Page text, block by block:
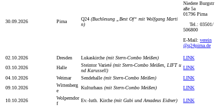
30.09.2026 Pirna Q24 (Buchlesung „Best Of“ mit Wolfgang Marti
n)
Niedere Burgstr
aße 5a
01796 Pirna
Tel.: 03501/
506800
E-Mail: verein
@q24pirna.de
02.10.2026 Dresden Lukaskirche (mit Stern-Combo Meißen)
LINK
03.10.2026
Halle Steintor Varieté (mit Stern-Combo Meißen, LIFT u
nd Karussell)
LINK
04.10.2026
Weimar Sendehalle (mit Stern-Combo Meißen)
LINK
09.10.2026
Wittenberg
e
Kulturhaus (mit Stern-Combo Meißen) LINK
10.10.2026
Wolperndor
f
Ev.-luth. Kirche (mit Gabi und Amadeus Eidner)
LINK